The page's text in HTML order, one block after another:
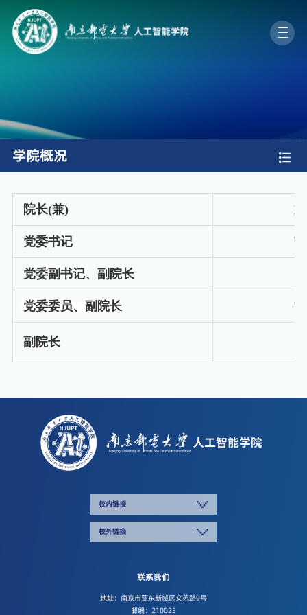
学院概况
院长(兼)
党委书记
党委副书记、副院长
党委委员、副院长
副院长
校内链接
校外链接
联系我们
地址：南京市亚东新城区文苑路9号
邮编：210023